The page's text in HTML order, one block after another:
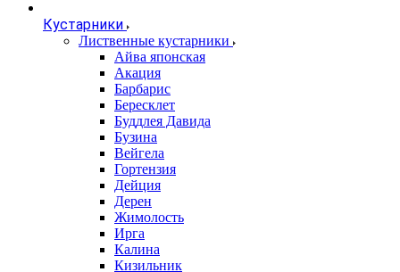
Кустарники
Лиственные кустарники
Айва японская
Акация
Барбарис
Бересклет
Буддлея Давида
Бузина
Вейгела
Гортензия
Дейция
Дерен
Жимолость
Ирга
Калина
Кизильник